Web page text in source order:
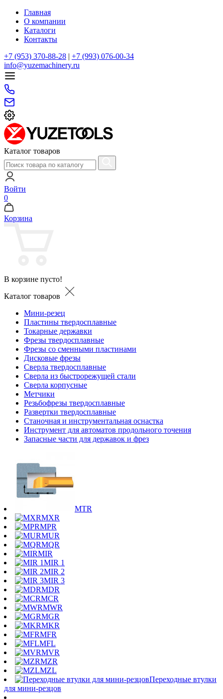
Главная
О компании
Каталоги
Контакты
+7 (953) 370-88-28 | +7 (993) 076-00-34
info@yuzemachinery.ru
Каталог товаров
Войти
0
Корзина
В корзине пусто!
Каталог товаров
Мини-резец
Пластины твердосплавные
Токарные державки
Фрезы твердосплавные
Фрезы со сменными пластинами
Дисковые фрезы
Сверла твердосплавные
Сверла из быстрорежущей стали
Сверла корпусные
Метчики
Резьбофрезы твердосплавные
Развертки твердосплавные
Станочная и инструментальная оснастка
Инструмент для автоматов продольного точения
Запасные части для державок и фрез
MTR
MXR
MPR
MUR
MQR
MIR
MIR 1
MIR 2
MIR 3
MDR
MCR
MWR
MGR
MKR
MFR
MFL
MVR
MZR
MZL
Переходные втулки
для мини-резцов